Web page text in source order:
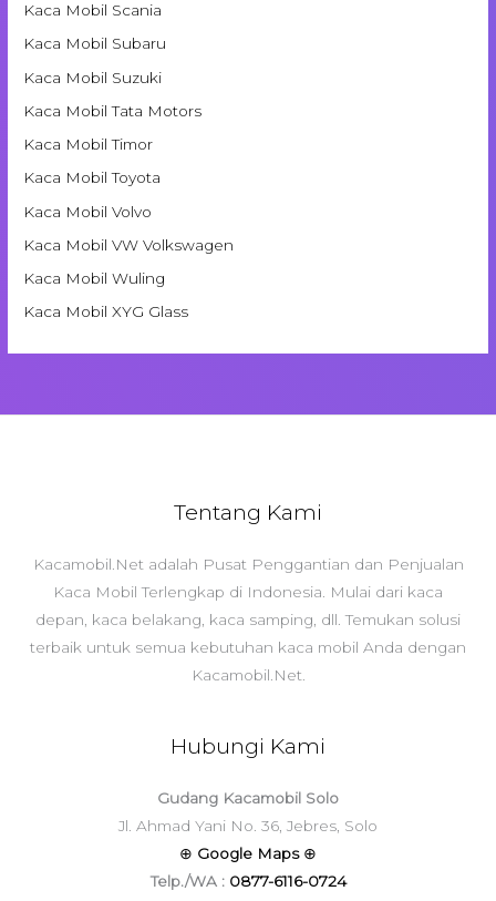
Kaca Mobil Scania
Kaca Mobil Subaru
Kaca Mobil Suzuki
Kaca Mobil Tata Motors
Kaca Mobil Timor
Kaca Mobil Toyota
Kaca Mobil Volvo
Kaca Mobil VW Volkswagen
Kaca Mobil Wuling
Kaca Mobil XYG Glass
Tentang Kami
Kacamobil.Net adalah Pusat Penggantian dan Penjualan
Kaca Mobil Terlengkap di Indonesia. Mulai dari kaca
depan, kaca belakang, kaca samping, dll. Temukan solusi
terbaik untuk semua kebutuhan kaca mobil Anda dengan
Kacamobil.Net.
Hubungi Kami
Gudang Kacamobil Solo
Jl. Ahmad Yani No. 36, Jebres, Solo
⊕ Google Maps ⊕
Telp./WA : 0877-6116-0724